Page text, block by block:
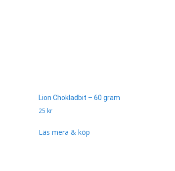
Lion Chokladbit – 60 gram
25 kr
Läs mera & köp